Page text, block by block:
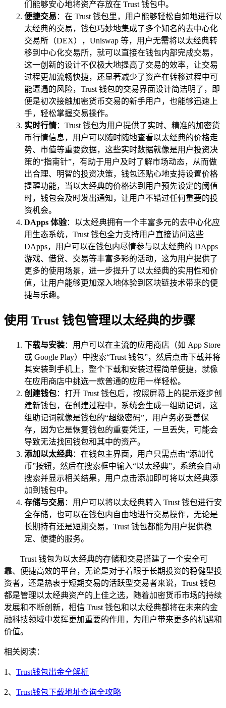
们能够安心地将资产存放在 Trust 钱包中。
便捷交易 ：在 Trust 钱包里，用户能够轻松自如地进行以
太经典的交易，钱包巧妙地集成了多个知名的去中心化
交易所（DEX），Uniswap 等，用户无需将以太经典转
移到中心化交易所，就可以直接在钱包内部完成交易，
这一创新的设计不仅极大地提高了交易的效率，让交易
过程更加流畅快捷，还显著减少了资产在转移过程中可
能遭遇的风险，Trust 钱包的交易界面设计简洁明了，即
便是初次接触加密货币交易的新手用户，也能够迅速上
手，轻松掌握交易操作。
实时行情：Trust 钱包为用户提供了实时、精准的加密货
币行情信息，用户可以随时随地查看以太经典的价格走
势、市值等重要数据，这些实时数据就像是用户投资决
策的“指南针”，有助于用户及时了解市场动态，从而做
出合理、明智的投资决策，钱包还贴心地支持设置价格
提醒功能，当以太经典的价格达到用户预先设定的阈值
时，钱包会及时发出通知，让用户不错过任何重要的投
资机会。
DApps 体验：以太经典拥有一个丰富多元的去中心化应
用生态系统，Trust 钱包全力支持用户直接访问这些
DApps，用户可以在钱包内尽情参与以太经典的 DApps
游戏、借贷、交易等丰富多彩的活动，这为用户提供了
更多的使用场景，进一步提升了以太经典的实用性和价
值，让用户能够更加深入地体验到区块链技术带来的便
捷与乐趣。
使用 Trust 钱包管理以太经典的步骤
下载与安装：用户可以在主流的应用商店（如 App Store
或 Google Play）中搜索“Trust 钱包”，然后点击下载并将
其安装到手机上，整个下载和安装过程简单便捷，就像
在应用商店中挑选一款普通的应用一样轻松。
创建钱包：打开 Trust 钱包后，按照屏幕上的提示逐步创
建新钱包，在创建过程中，系统会生成一组助记词，这
组助记词就像是钱包的“超级密码”，用户务必妥善保
存，因为它是恢复钱包的重要凭证，一旦丢失，可能会
导致无法找回钱包和其中的资产。
添加以太经典：在钱包主界面，用户只需点击“添加代
币”按钮，然后在搜索框中输入“以太经典”，系统会自动
搜索并显示相关结果，用户点击添加即可将以太经典添
加到钱包中。
存储与交易 ：用户可以将以太经典转入 Trust 钱包进行安
全存储，也可以在钱包内自由地进行交易操作，无论是
长期持有还是短期交易，Trust 钱包都能为用户提供稳
定、便捷的服务。
Trust 钱包为以太经典的存储和交易搭建了一个安全可
靠、便捷高效的平台，无论是对于着眼于长期投资的稳健型投
资者，还是热衷于短期交易的活跃型交易者来说，Trust 钱包
都是管理以太经典资产的上佳之选，随着加密货币市场的持续
发展和不断创新，相信 Trust 钱包和以太经典都将在未来的金
融科技领域中发挥更加重要的作用，为用户带来更多的机遇和
价值。
相关阅读：
1、 Trust钱包出金全解析
2、 Trust钱包下载地址查询全攻略